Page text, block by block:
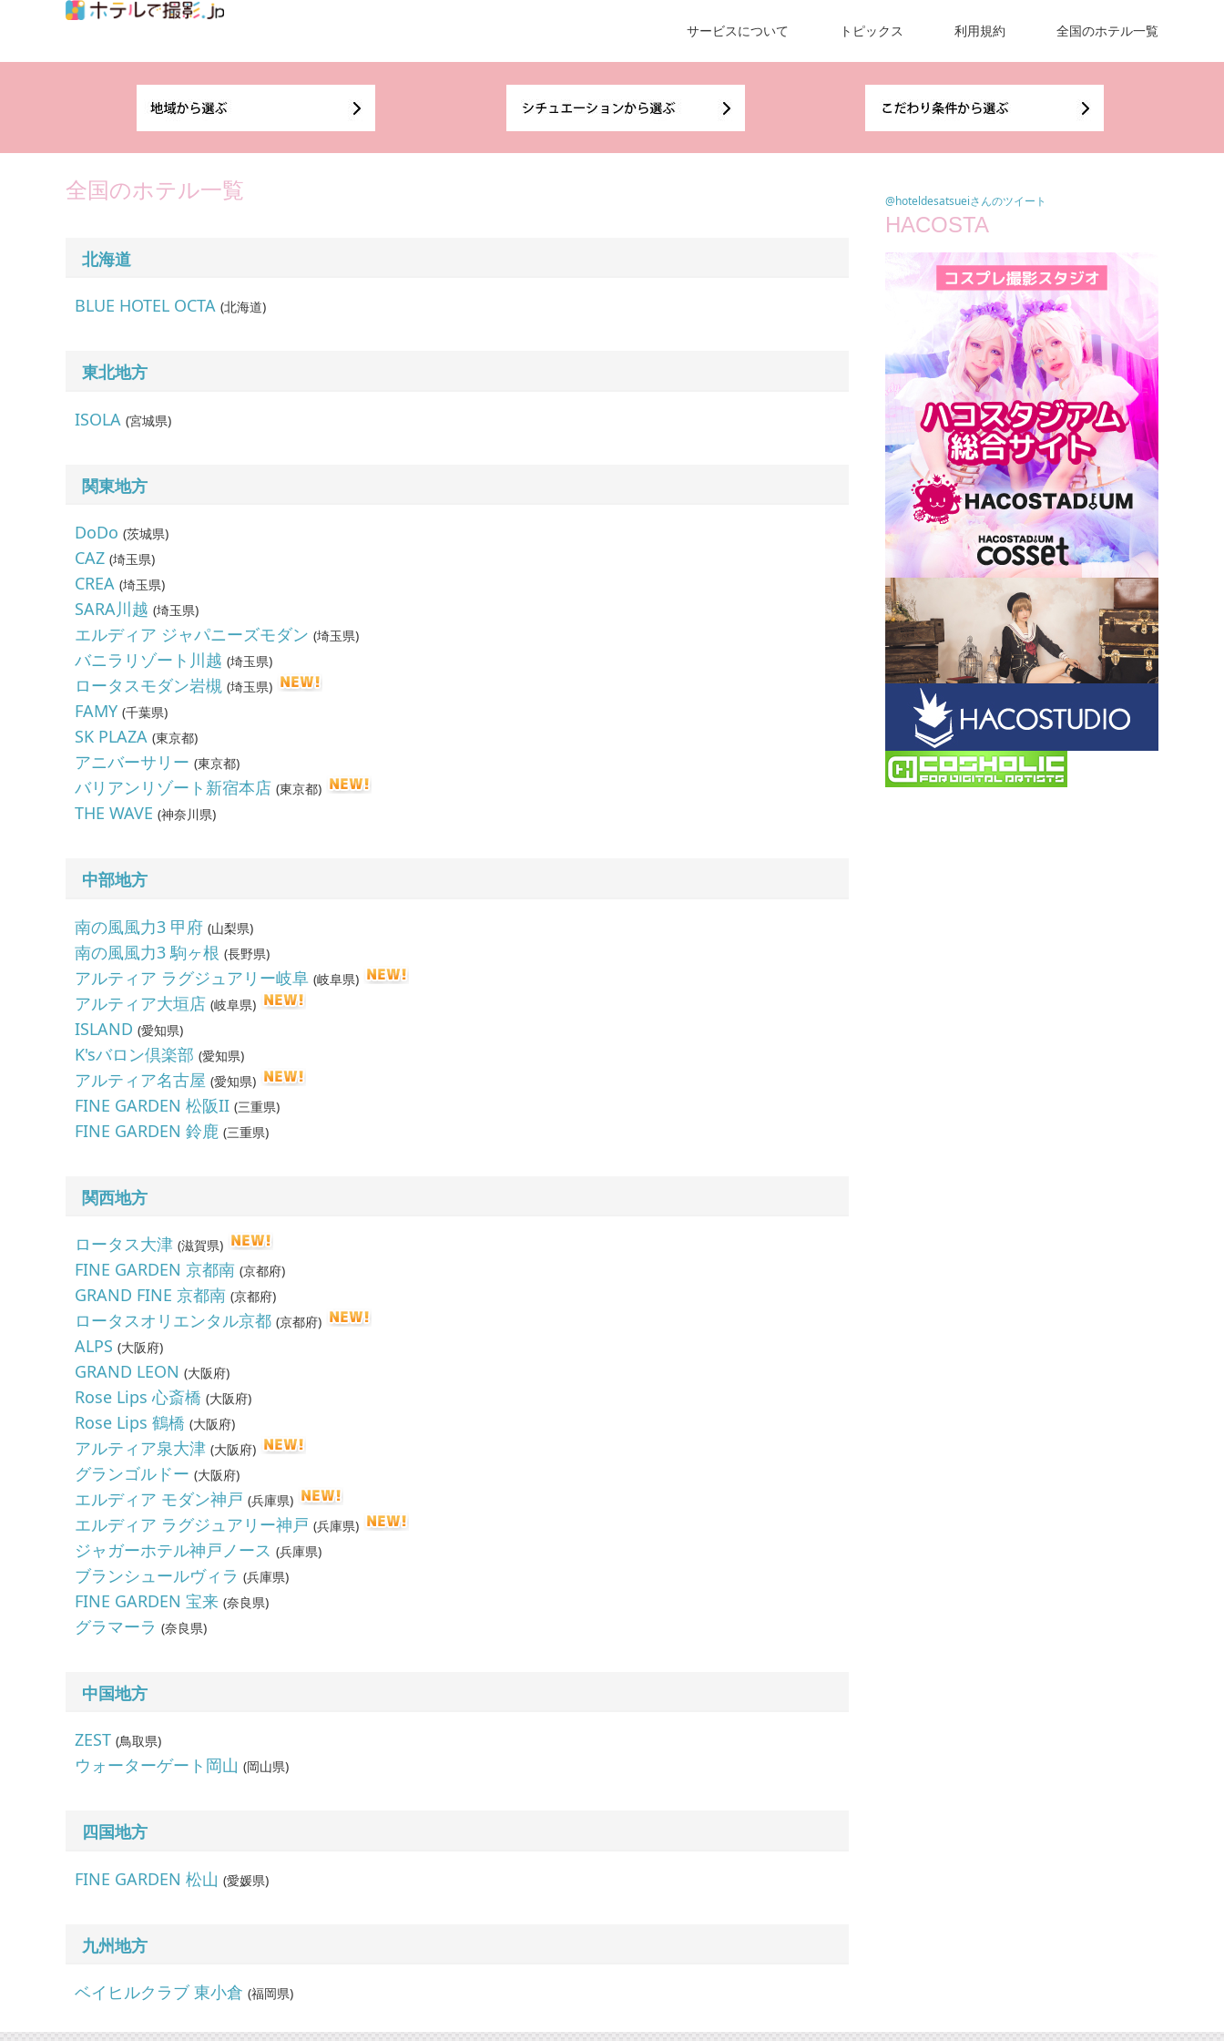
サービスについて トピックス 利用規約 全国のホテル一覧
全国のホテル一覧
北海道
BLUE HOTEL OCTA (北海道)
東北地方
ISOLA (宮城県)
関東地方
DoDo (茨城県)
CAZ (埼玉県)
CREA (埼玉県)
SARA川越 (埼玉県)
エルディア ジャパニーズモダン (埼玉県)
バニラリゾート川越 (埼玉県)
ロータスモダン岩槻 (埼玉県)
FAMY (千葉県)
SK PLAZA (東京都)
アニバーサリー (東京都)
バリアンリゾート新宿本店 (東京都)
THE WAVE (神奈川県)
中部地方
南の風風力3 甲府 (山梨県)
南の風風力3 駒ヶ根 (長野県)
アルティア ラグジュアリー岐阜 (岐阜県)
アルティア大垣店 (岐阜県)
ISLAND (愛知県)
K'sバロン倶楽部 (愛知県)
アルティア名古屋 (愛知県)
FINE GARDEN 松阪II (三重県)
FINE GARDEN 鈴鹿 (三重県)
関西地方
ロータス大津 (滋賀県)
FINE GARDEN 京都南 (京都府)
GRAND FINE 京都南 (京都府)
ロータスオリエンタル京都 (京都府)
ALPS (大阪府)
GRAND LEON (大阪府)
Rose Lips 心斎橋 (大阪府)
Rose Lips 鶴橋 (大阪府)
アルティア泉大津 (大阪府)
グランゴルドー (大阪府)
エルディア モダン神戸 (兵庫県)
エルディア ラグジュアリー神戸 (兵庫県)
ジャガーホテル神戸ノース (兵庫県)
ブランシュールヴィラ (兵庫県)
FINE GARDEN 宝来 (奈良県)
グラマーラ (奈良県)
中国地方
ZEST (鳥取県)
ウォーターゲート岡山 (岡山県)
四国地方
FINE GARDEN 松山 (愛媛県)
九州地方
ベイヒルクラブ 東小倉 (福岡県)
@hoteldesatsueiさんのツイート
HACOSTA